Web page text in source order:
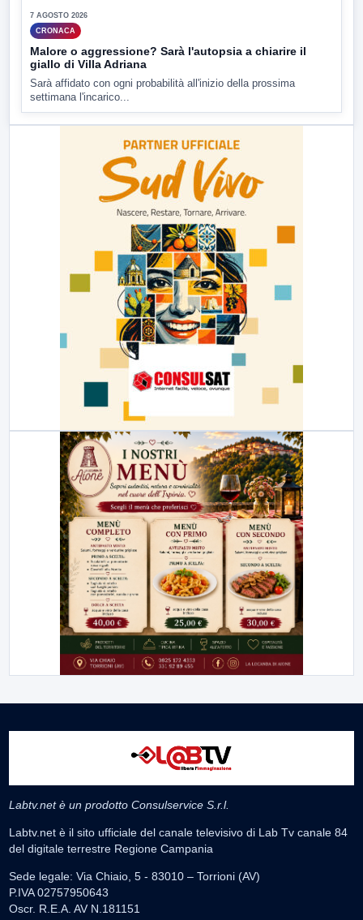
7 AGOSTO 2026
CRONACA
Malore o aggressione? Sarà l'autopsia a chiarire il
giallo di Villa Adriana
Sarà affidato con ogni probabilità all'inizio della prossima
settimana l'incarico...
Labtv.net è un prodotto Consulservice S.r.l.
Labtv.net è il sito ufficiale del canale televisivo di Lab Tv canale 84
del digitale terrestre Regione Campania
Sede legale: Via Chiaio, 5 - 83010 – Torrioni (AV)
P.IVA 02757950643
Oscr. R.E.A. AV N.181151